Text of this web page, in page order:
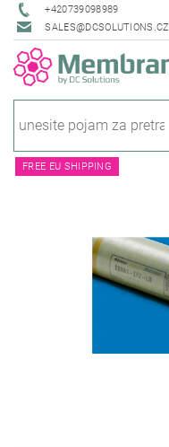
+420739098989
SALES@DCSOLUTIONS.CZ
FREE EU SHIPPING